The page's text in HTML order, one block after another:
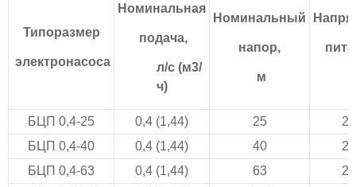
Типоразмер
электронасоса
Номинальная
подача,
л/с (м3/
ч)
Номинальный
напор,
м
БЦП 0,4-25 0,4 (1,44) 25
БЦП 0,4-40
0,4 (1,44) 40
БЦП 0,4-63
0,4 (1,44) 63